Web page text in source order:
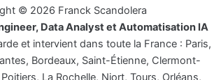
© 2026 Franck Scandolera
Data Analyst et Automatisation IA
et intervient dans toute la France : Paris,
Bordeaux, Saint-Étienne, Clermont-
La Rochelle, Niort, Tours, Orléans,